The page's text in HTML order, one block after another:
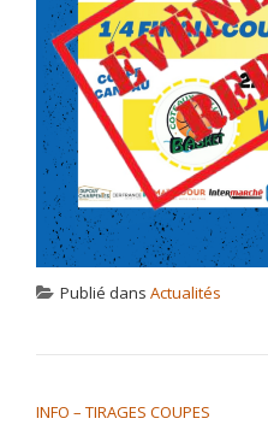
Publié dans Actualités
INFO – TIRAGES COUPES